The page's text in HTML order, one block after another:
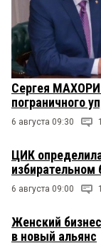
Сергея
пограничного
6 августа 09:30 1
ЦИК
избирательном
6 августа 09:00 1
Женский
в новый альянс